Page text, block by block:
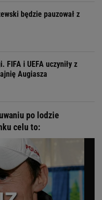
będzie pauzował z
FIFA i UEFA uczyniły z
Augiasza
po lodzie
celu to: